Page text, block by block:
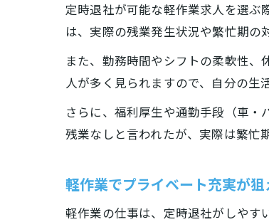
定時退社が可能な軽作業求人を選ぶ
は、実際の残業発生状況や繁忙期の
また、勤務時間やシフトの柔軟性
人が多く見られますので、自分の生
さらに、福利厚生や通勤手段（車
残業なしと言われたが、実際は繁忙
軽作業でプライベート充実が狙
軽作業の仕事は、定時退社がしやす